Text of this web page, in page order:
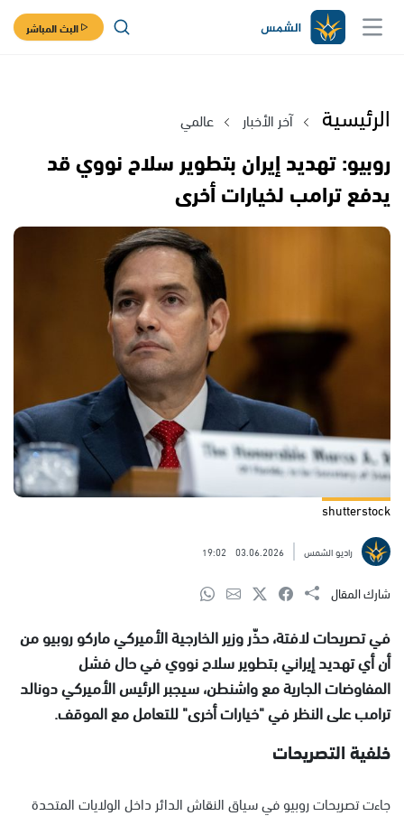
البث المباشر
الرئيسية آخر الأخبار عالمي
روبيو: تهديد إيران بتطوير سلاح نووي قد
يدفع ترامب لخيارات أخرى
shutterstock
راديو الشمس 03.06.2026
19:02
شارك المقال
في تصريحات لافتة، حذّر وزير الخارجية الأميركي ماركو روبيو من
أن أي تهديد إيراني بتطوير سلاح نووي في حال فشل
المفاوضات الجارية مع واشنطن، سيجبر الرئيس الأميركي دونالد
ترامب على النظر في "خيارات أخرى" للتعامل مع الموقف.
خلفية التصريحات
جاءت تصريحات روبيو في سياق النقاش الدائر داخل الولايات المتحدة